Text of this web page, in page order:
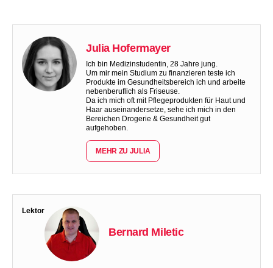
Julia Hofermayer
Ich bin Medizinstudentin, 28 Jahre jung.
Um mir mein Studium zu finanzieren teste ich
Produkte im Gesundheitsbereich ich und arbeite
nebenberuflich als Friseuse.
Da ich mich oft mit Pflegeprodukten für Haut und
Haar auseinandersetze, sehe ich mich in den
Bereichen Drogerie & Gesundheit gut
aufgehoben.
MEHR ZU JULIA
Lektor
Bernard Miletic